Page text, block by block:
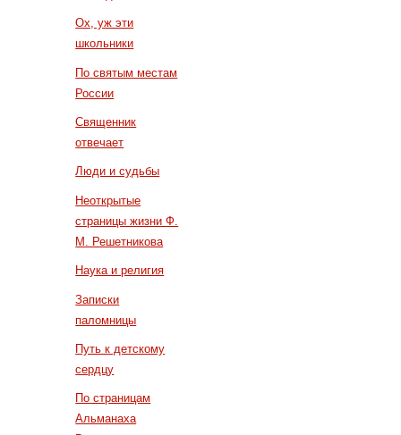
Ох, уж эти
школьники
По святым местам
России
Священник
отвечает
Люди и судьбы
Неоткрытые
страницы жизни Ф.
М. Решетникова
Наука и религия
Записки
паломницы
Путь к детскому
сердцу
По страницам
Альманаха